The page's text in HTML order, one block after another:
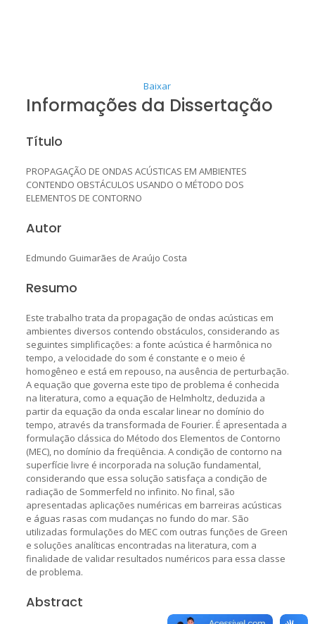
Baixar
Informações da Dissertação
Título
PROPAGAÇÃO DE ONDAS ACÚSTICAS EM AMBIENTES
CONTENDO OBSTÁCULOS USANDO O MÉTODO DOS
ELEMENTOS DE CONTORNO
Autor
Edmundo Guimarães de Araújo Costa
Resumo
Este trabalho trata da propagação de ondas acústicas em
ambientes diversos contendo obstáculos, considerando as
seguintes simplificações: a fonte acústica é harmônica no
tempo, a velocidade do som é constante e o meio é
homogêneo e está em repouso, na ausência de perturbação.
A equação que governa este tipo de problema é conhecida
na literatura, como a equação de Helmholtz, deduzida a
partir da equação da onda escalar linear no domínio do
tempo, através da transformada de Fourier. É apresentada a
formulação clássica do Método dos Elementos de Contorno
(MEC), no domínio da freqüência. A condição de contorno na
superfície livre é incorporada na solução fundamental,
considerando que essa solução satisfaça a condição de
radiação de Sommerfeld no infinito. No final, são
apresentadas aplicações numéricas em barreiras acústicas
e águas rasas com mudanças no fundo do mar. São
utilizadas formulações do MEC com outras funções de Green
e soluções analíticas encontradas na literatura, com a
finalidade de validar resultados numéricos para essa classe
de problema.
Abstract